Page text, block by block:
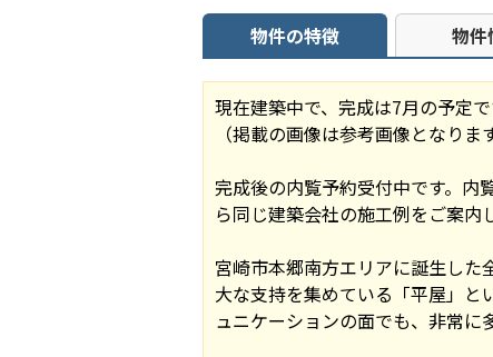
物件の特徴 物件
現在建築中で、完成は7月の予定で
（掲載の画像は参考画像となりま
完成後の内覧予約受付中です。内
ら同じ建築会社の施工例をご案内
宮崎市本郷南方エリアに誕生し
大な支持を集めている「平屋」と
ュニケーションの面でも、非常に